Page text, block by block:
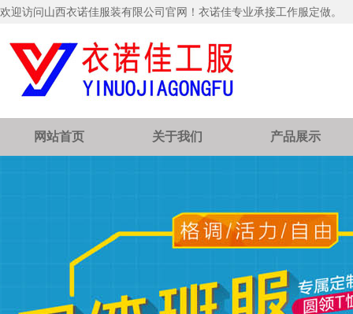
欢迎访问山西衣诺佳服装有限公司官网！衣诺佳专业承接工作服定做。
网站首页 关于我们 产品展示